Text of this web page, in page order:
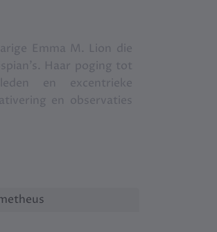
Emma M. Lion die
Haar poging tot
en excentrieke
en observaties